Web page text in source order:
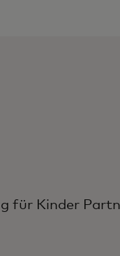
für Kinder